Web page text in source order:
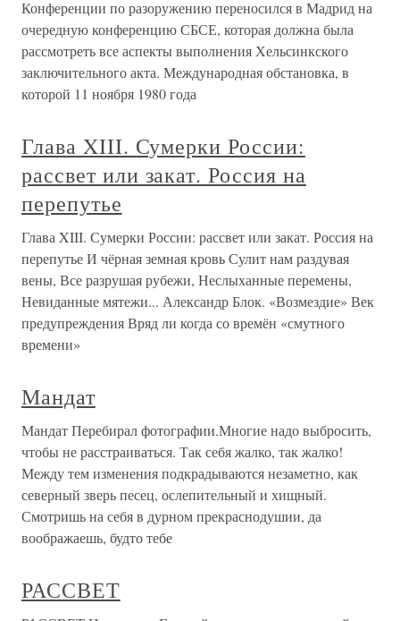
Конференции по разоружению переносился в Мадрид на
очередную конференцию СБСЕ, которая должна была
рассмотреть все аспекты выполнения Хельсинкского
заключительного акта. Международная обстановка, в
которой 11 ноября 1980 года
Глава XIII. Сумерки России:
рассвет или закат. Россия на
перепутье
Глава XIII. Сумерки России: рассвет или закат. Россия на
перепутье И чёрная земная кровь Сулит нам раздувая
вены, Все разрушая рубежи, Неслыханные перемены,
Невиданные мятежи... Александр Блок. «Возмездие» Век
предупреждения Вряд ли когда со времён «смутного
времени»
Мандат
Мандат Перебирал фотографии.Многие надо выбросить,
чтобы не расстраиваться. Так себя жалко, так жалко!
Между тем изменения подкрадываются незаметно, как
северный зверь песец, ослепительный и хищный.
Смотришь на себя в дурном прекраснодушии, да
воображаешь, будто тебе
РАССВЕТ